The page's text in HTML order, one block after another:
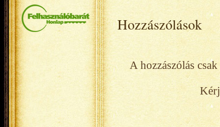
Hozzászólások
A hozzászólás